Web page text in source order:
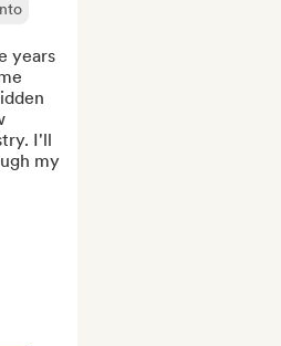
years
I'll
my